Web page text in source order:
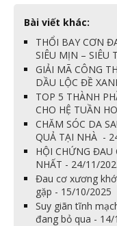
Bài viết khác:
THỔI BAY CƠN
SIÊU MỊN – SIÊU
GIẢI MÃ CÔNG
DẦU LỘC ĐỀ
TOP 5 THÀNH
CHO HỆ TUẦN
CHĂM SÓC DA
QUẢ TẠI NHÀ -
HỘI CHỨNG ĐAU
NHẤT - 24/11/
Đau cơ xương
gặp - 15/10/2025
Suy giãn tĩnh
đang bỏ qua - 14/